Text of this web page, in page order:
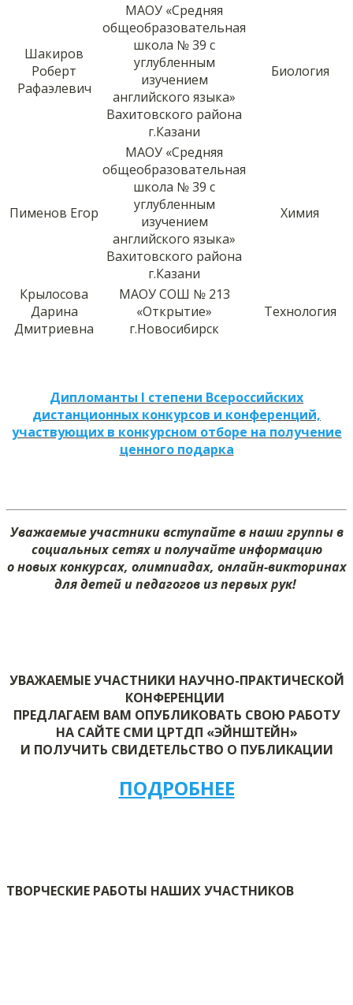
Шакиров
Роберт
Рафаэлевич
МАОУ «Средняя
общеобразовательная
школа № 39 с
углубленным
изучением
английского языка»
Вахитовского района
г.Казани
Биология
Пименов Егор
МАОУ «Средняя
общеобразовательная
школа № 39 с
углубленным
изучением
английского языка»
Вахитовского района
г.Казани
Химия
Крылосова
Дарина
Дмитриевна
МАОУ СОШ № 213
«Открытие»
г.Новосибирск
Технология
Дипломанты I степени Всероссийских
дистанционных конкурсов и конференций,
участвующих в конкурсном отборе на получение
ценного подарка
Уважаемые участники вступайте в наши группы в
социальных сетях и получайте информацию
о новых конкурсах, олимпиадах, онлайн-викторинах
для детей и педагогов из первых рук!
УВАЖАЕМЫЕ УЧАСТНИКИ НАУЧНО-ПРАКТИЧЕСКОЙ
КОНФЕРЕНЦИИ
ПРЕДЛАГАЕМ ВАМ ОПУБЛИКОВАТЬ СВОЮ РАБОТУ
НА САЙТЕ СМИ ЦРТДП «ЭЙНШТЕЙН»
И ПОЛУЧИТЬ СВИДЕТЕЛЬСТВО О ПУБЛИКАЦИИ
ПОДРОБНЕЕ
ТВОРЧЕСКИЕ РАБОТЫ НАШИХ УЧАСТНИКОВ